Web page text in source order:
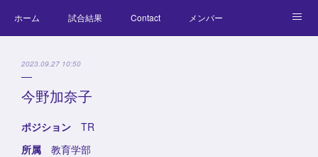
ホーム 試合結果 Contact メンバー
2023.09.27 10:50
今野加奈子
ポジション TR
所属 教育学部